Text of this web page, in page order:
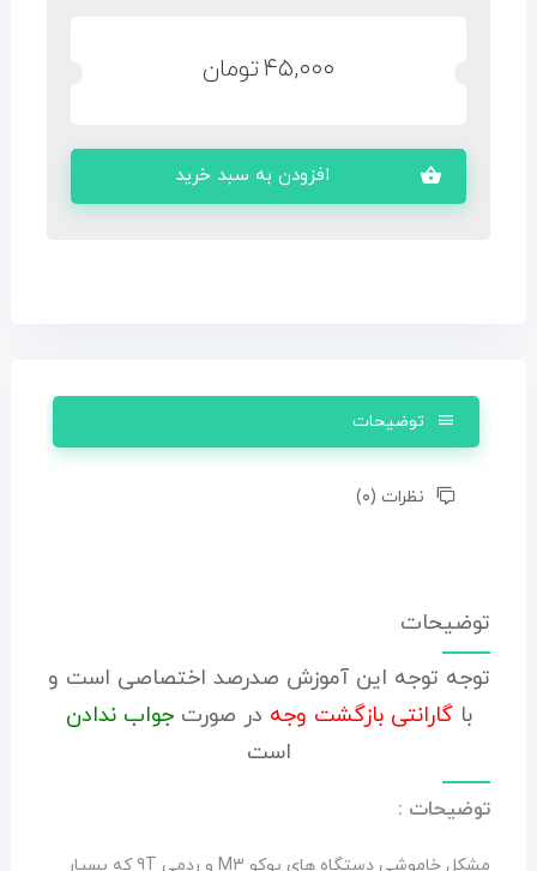
۴۵,۰۰۰تومان
افزودن به سبد خرید
توضیحات
نظرات (۰)
توضیحات
توجه توجه این آموزش صدرصد اختصاصی است و
باگارانتی بازگشت وجه در صورتجواب ندادن
است
توضیحات :
مشکل خاموشی دستگاه های پوکو M3 و ردمی 9T که بسیار